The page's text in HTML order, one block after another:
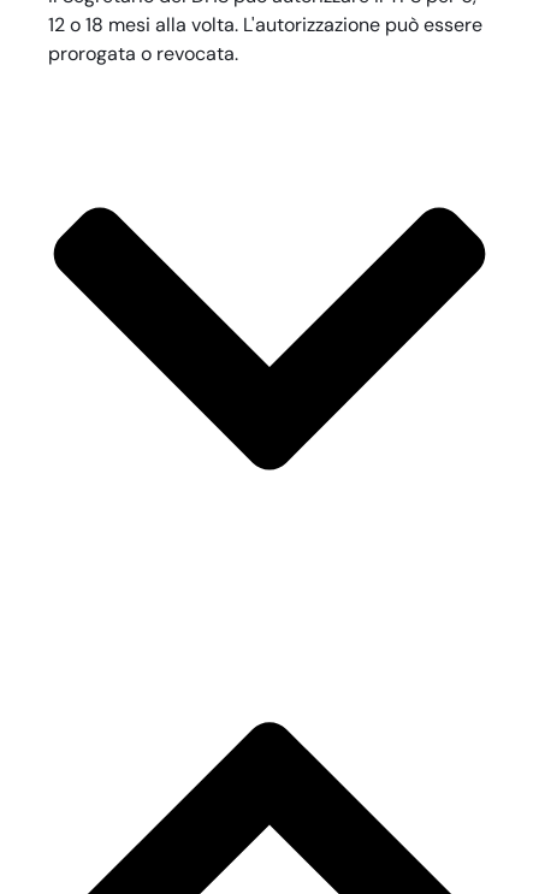
12 o 18 mesi alla volta. L'autorizzazione può essere
prorogata o revocata.